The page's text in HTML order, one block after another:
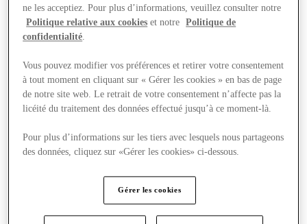
ne les acceptiez. Pour plus d’informations, veuillez consulter notre
Politique relative aux cookies et notre
Politique de
confidentialité.
Vous pouvez modifier vos préférences et retirer votre consentement
à tout moment en cliquant sur « Gérer les cookies » en bas de page
de notre site web. Le retrait de votre consentement n’affecte pas la
licéité du traitement des données effectué jusqu’à ce moment-là.
Pour plus d’informations sur les tiers avec lesquels nous partageons
des données, cliquez sur «Gérer les cookies» ci-dessous.
Gérer les cookies